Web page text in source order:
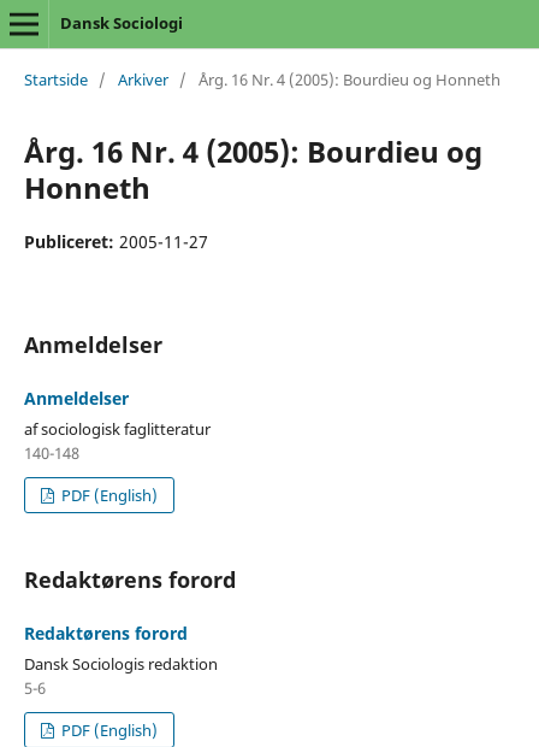
Dansk Sociologi
Startside / Arkiver / Årg. 16 Nr. 4 (2005): Bourdieu og Honneth
Årg. 16 Nr. 4 (2005): Bourdieu og
Honneth
Publiceret: 2005-11-27
Anmeldelser
Anmeldelser
af sociologisk faglitteratur
140-148
PDF (English)
Redaktørens forord
Redaktørens forord
Dansk Sociologis redaktion
5-6
PDF (English)